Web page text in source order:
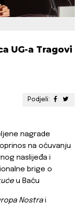
UG-a Tragovi
Podjeli:
nagrade
na očuvanju
naslijeđa i
brige o
u Baču
Nostrai